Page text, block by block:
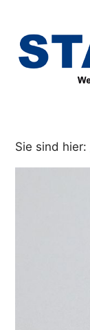
springen
Sie sind hier: